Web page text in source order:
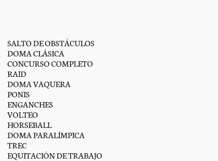
SALTO DE OBSTÁCULOS
DOMA CLÁSICA
CONCURSO COMPLETO
RAID
DOMA VAQUERA
PONIS
ENGANCHES
VOLTEO
HORSEBALL
DOMA PARALÍMPICA
TREC
EQUITACIÓN DE TRABAJO